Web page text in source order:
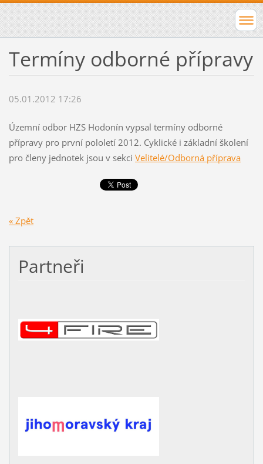
Termíny odborné přípravy
05.01.2012 17:26
Územní odbor HZS Hodonín vypsal termíny odborné
přípravy pro první pololetí 2012. Cyklické i základní školení
pro členy jednotek jsou v sekci Velitelé/Odborná příprava
« Zpět
Partneři